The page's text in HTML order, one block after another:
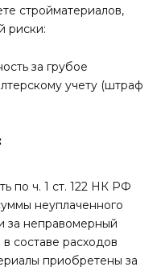
стройматериалов,
риски:
за грубое
учету (штраф
по ч. 1 ст. 122 НК РФ
неуплаченного
за неправомерный
составе расходов
приобретены за